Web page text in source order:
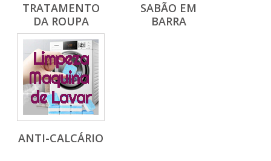
TRATAMENTO
DA ROUPA
SABÃO EM
BARRA
ANTI-CALCÁRIO